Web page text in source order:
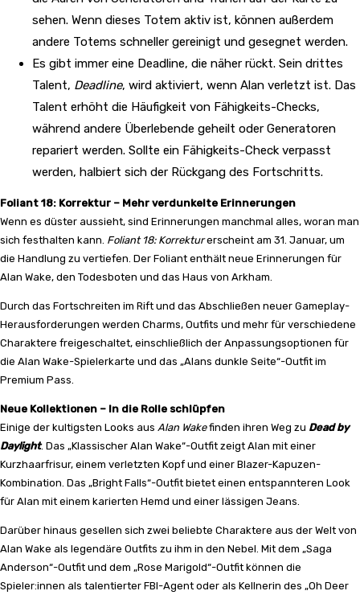
sehen. Wenn dieses Totem aktiv ist, können außerdem
andere Totems schneller gereinigt und gesegnet werden.
Es gibt immer eine Deadline, die näher rückt. Sein drittes
Talent, Deadline, wird aktiviert, wenn Alan verletzt ist. Das
Talent erhöht die Häufigkeit von Fähigkeits-Checks,
während andere Überlebende geheilt oder Generatoren
repariert werden. Sollte ein Fähigkeits-Check verpasst
werden, halbiert sich der Rückgang des Fortschritts.
Foliant 18: Korrektur – Mehr verdunkelte Erinnerungen
Wenn es düster aussieht, sind Erinnerungen manchmal alles, woran man
sich festhalten kann. Foliant 18: Korrekturerscheint am 31. Januar, um
die Handlung zu vertiefen. Der Foliant enthält neue Erinnerungen für
Alan Wake, den Todesboten und das Haus von Arkham.
Durch das Fortschreiten im Rift und das Abschließen neuer Gameplay-
Herausforderungen werden Charms, Outfits und mehr für verschiedene
Charaktere freigeschaltet, einschließlich der Anpassungsoptionen für
die Alan Wake-Spielerkarte und das „Alans dunkle Seite“-Outfit im
Premium Pass.
Neue Kollektionen – In die Rolle schlüpfen
Einige der kultigsten Looks aus Alan Wakefinden ihren Weg zu Dead by
Daylight. Das „Klassischer Alan Wake“-Outfit zeigt Alan mit einer
Kurzhaarfrisur, einem verletzten Kopf und einer Blazer-Kapuzen-
Kombination. Das „Bright Falls“-Outfit bietet einen entspannteren Look
für Alan mit einem karierten Hemd und einer lässigen Jeans.
Darüber hinaus gesellen sich zwei beliebte Charaktere aus der Welt von
Alan Wake als legendäre Outfits zu ihm in den Nebel. Mit dem „Saga
Anderson“-Outfit und dem „Rose Marigold“-Outfit können die
Spieler:innen als talentierter FBI-Agent oder als Kellnerin des „Oh Deer